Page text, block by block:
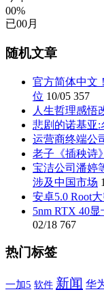
00%
已00月
随机文章
官方简体中文
位 10/05 357
人生哲理感悟
悲剧的诺基亚:
运营商终端公
老子《插秧诗》
宝洁公司潘婷
涉及中国市场
安卓5.0 Root
5nm RTX 40
02/18 767
热门标签
一加5 软件 新闻 华